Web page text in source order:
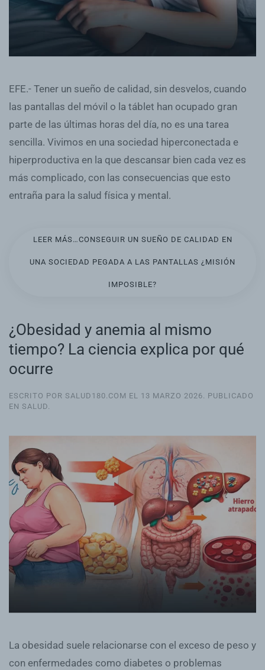
EFE.- Tener un sueño de calidad, sin desvelos, cuando
las pantallas del móvil o la táblet han ocupado gran
parte de las últimas horas del día, no es una tarea
sencilla. Vivimos en una sociedad hiperconectada e
hiperproductiva en la que descansar bien cada vez es
más complicado, con las consecuencias que esto
entraña para la salud física y mental.
LEER MÁS…CONSEGUIR UN SUEÑO DE CALIDAD EN
UNA SOCIEDAD PEGADA A LAS PANTALLAS ¿MISIÓN
IMPOSIBLE?
¿Obesidad y anemia al mismo
tiempo? La ciencia explica por qué
ocurre
ESCRITO POR SALUD180.COM EL 13 MARZO 2026. PUBLICADO
EN SALUD.
La obesidad suele relacionarse con el exceso de peso y
con enfermedades como diabetes o problemas